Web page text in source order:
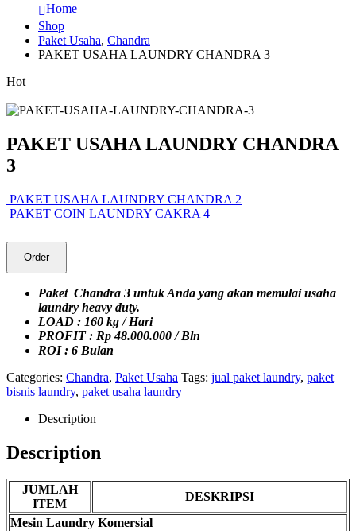
Home
Shop
Paket Usaha, Chandra
PAKET USAHA LAUNDRY CHANDRA 3
Hot
PAKET USAHA LAUNDRY CHANDRA
3
PAKET USAHA LAUNDRY CHANDRA 2
PAKET COIN LAUNDRY CAKRA 4
Order
Paket Chandra 3 untuk Anda yang akan memulai usaha
laundry heavy duty.
LOAD : 160 kg / Hari
PROFIT : Rp 48.000.000 / Bln
ROI : 6 Bulan
Categories: Chandra, Paket Usaha Tags: jual paket laundry, paket
bisnis laundry, paket usaha laundry
Description
Description
JUMLAH
ITEM
DESKRIPSI
Mesin Laundry Komersial